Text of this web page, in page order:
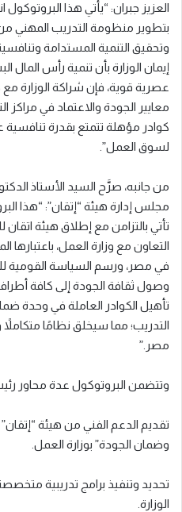
العزيز جبران: “يأتي هذا
بتطوير منظومة التدريب المهني
وتحقيق التنمية المستدامة
إيمان الوزارة بأن تنمية رأس المال
عصرية قوية، فإن شراكة الوزارة
معايير الجودة والاعتماد في
كوادر مؤهلة تتمتع بقدرة تنافسية
لسوق العمل”.
من جانبه، صرَّح السيد الأستاذ
مجلس إدارة هيئة “إتقان”: “هذا
تأتي بالتزامن مع إطلاق هيئة اتقان
التعاون مع وزارة العمل،
في مصر، ورسم السياسة القومية
وصول ثقافة الجودة إلى كافة
تأهيل الكوادر العاملة في وحدة
التدريب؛ مما سيخلق نظامًا
مصر.”
وتتضمن البروتوكول عدة محاور
تقديم الدعم الفني من هيئة
وضمان الجودة” بوزارة العمل.
تحديد وتنفيذ برامج تدريبية
الوزارة.